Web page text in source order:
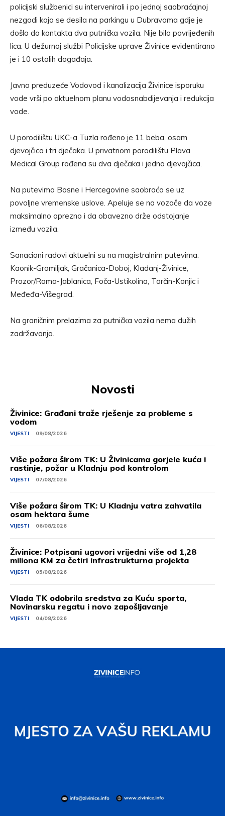
policijski službenici su intervenirali i po jednoj saobraćajnoj
nezgodi koja se desila na parkingu u Dubravama gdje je
došlo do kontakta dva putnička vozila. Nije bilo povrijeđenih
lica. U dežurnoj službi Policijske uprave Živinice evidentirano
je i 10 ostalih događaja.
Javno preduzeće Vodovod i kanalizacija Živinice isporuku
vode vrši po aktuelnom planu vodosnabdijevanja i redukcija
vode.
U porodilištu UKC-a Tuzla rođeno je 11 beba, osam
djevojčica i tri dječaka. U privatnom porodilištu Plava
Medical Group rođena su dva dječaka i jedna djevojčica.
Na putevima Bosne i Hercegovine saobraća se uz
povoljne vremenske uslove. Apeluje se na vozače da voze
maksimalno oprezno i da obavezno drže odstojanje
između vozila.
Sanacioni radovi aktuelni su na magistralnim putevima:
Kaonik-Gromiljak, Gračanica-Doboj, Kladanj-Živinice,
Prozor/Rama-Jablanica, Foča-Ustikolina, Tarčin-Konjic i
Međeđa-Višegrad.
Na graničnim prelazima za putnička vozila nema dužih
zadržavanja.
Novosti
Živinice: Građani traže rješenje za probleme s
vodom
VIJESTI 09/08/2026
Više požara širom TK: U Živinicama gorjele kuća i
rastinje, požar u Kladnju pod kontrolom
VIJESTI 07/08/2026
Više požara širom TK: U Kladnju vatra zahvatila
osam hektara šume
VIJESTI 06/08/2026
Živinice: Potpisani ugovori vrijedni više od 1,28
miliona KM za četiri infrastrukturna projekta
VIJESTI 05/08/2026
Vlada TK odobrila sredstva za Kuću sporta,
Novinarsku regatu i novo zapošljavanje
VIJESTI 04/08/2026